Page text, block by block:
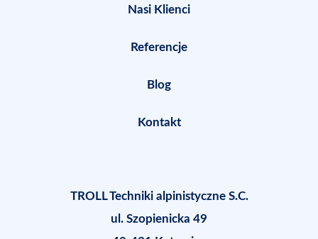
Nasi Klienci
Referencje
Blog
Kontakt
TROLL Techniki alpinistyczne S.C.
ul. Szopienicka 49